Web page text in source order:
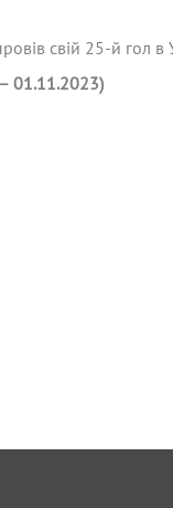
свій 25-й гол в
01.11.2023)